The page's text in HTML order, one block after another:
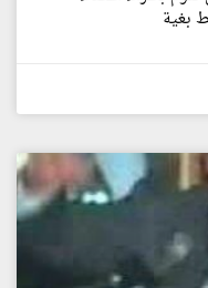
بغية